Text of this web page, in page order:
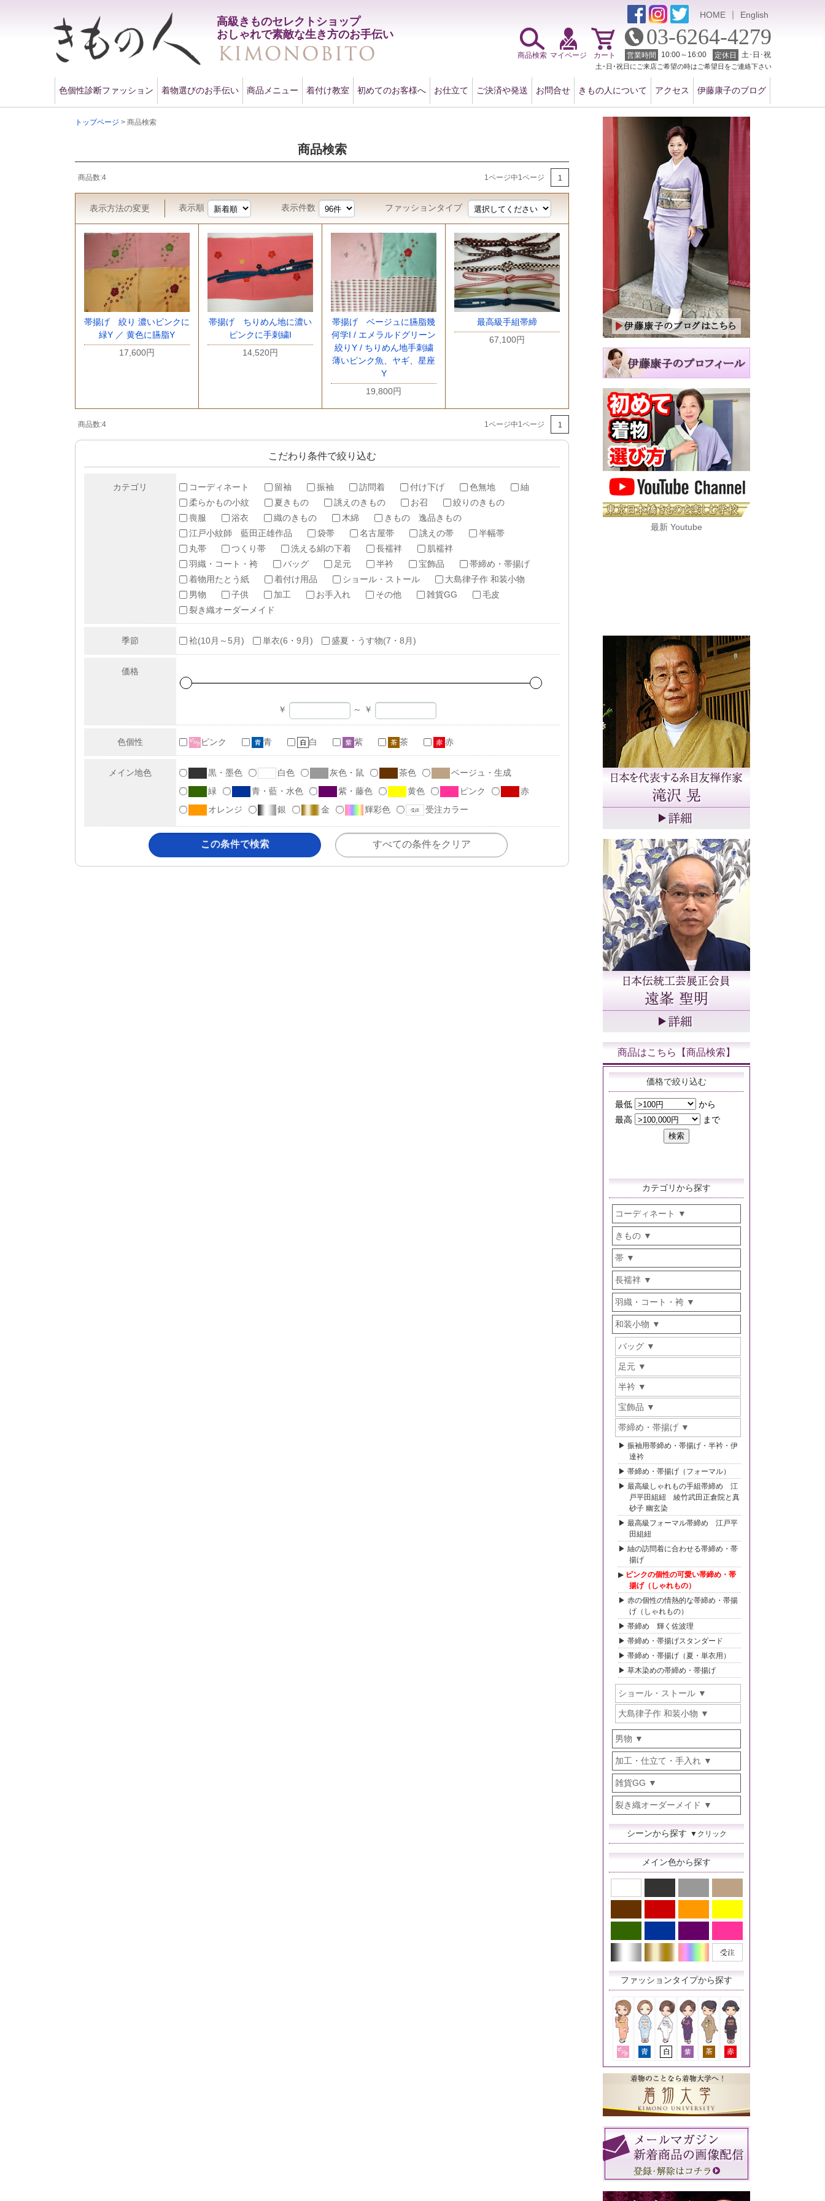
高級きものセレクトショップ
おしゃれで素敵な生き方のお手伝い
HOME ｜ English
色個性診断ファッション 着物選びのお手伝い 商品メニュー 着付け教室 初めてのお客様へ お仕立て ご決済や発送 お問合せ きもの人について アクセス 伊藤康子のブログ
商品検索 マイページ カート
03-6264-4279
営業時間 10:00～16:00 定休日 土･日･祝
土･日･祝日にご来店ご希望の時はご希望日をご連絡下さい
トップページ > 商品検索
商品検索
商品数:4 1ページ中1ページ 1
表示方法の変更 表示順 表示件数 ファッションタイプ
帯揚げ 絞り 濃いピンクに
緑Y ／ 黄色に臙脂Y
17,600円
帯揚げ ちりめん地に濃い
ピンクに手刺繍I
14,520円
帯揚げ ベージュに臙脂幾
何学I / エメラルドグリーン
絞りY / ちりめん地手刺繍
薄いピンク魚、ヤギ、星座
Y
19,800円
最高級手組帯締
67,100円
商品数:4 1ページ中1ページ 1
こだわり条件で絞り込む
カテゴリ コーディネート 留袖 振袖 訪問着 付け下げ 色無地
紬
柔らかもの小紋
夏きもの 誂えのきもの お召
絞りのきもの
喪服
浴衣 織のきもの 木綿
きもの 逸品きもの
江戸小紋師 藍田正雄作品
袋帯 名古屋帯 誂えの帯
半幅帯
丸帯
つくり帯 洗える絹の下着 長襦袢
肌襦袢
羽織・コート・袴
バッグ 足元 半衿 宝飾品
帯締め・帯揚げ
着物用たとう紙
着付け用品 ショール・ストール
大島律子作 和装小物
男物
子供 加工 お手入れ その他 雑貨GG
毛皮
裂き織オーダーメイド
季節 袷(10月～5月) 単衣(6・9月) 盛夏・うす物(7・8月)
価格
￥ ～ ￥
色個性 ピンク 青 白 紫 茶 赤
メイン地色 黒・墨色 白色 灰色・鼠 茶色
ベージュ・生成
緑
青・藍・水色 紫・藤色 黄色 ピンク
赤
オレンジ
銀 金 輝彩色 受注カラー
最新 Youtube
商品はこちら【商品検索】
価格で絞り込む
カテゴリから探す
コーディネート
きもの
帯
長襦袢
羽織・コート・袴
和装小物
バッグ
足元
半衿
宝飾品
帯締め・帯揚げ
振袖用帯締め・帯揚げ・半衿・伊
達衿
帯締め・帯揚げ（フォーマル）
最高級しゃれもの手組帯締め 江
戸平田組紐 綾竹武田正倉院と真
砂子 幽玄染
最高級フォーマル帯締め 江戸平
田組紐
紬の訪問着に合わせる帯締め・帯
揚げ
ピンクの個性の可愛い帯締め・帯
揚げ（しゃれもの）
赤の個性の情熱的な帯締め・帯揚
げ（しゃれもの）
帯締め 輝く佐波理
帯締め・帯揚げスタンダード
帯締め・帯揚げ（夏・単衣用）
草木染めの帯締め・帯揚げ
ショール・ストール
大島律子作 和装小物
男物
加工・仕立て・手入れ
雑貨GG
裂き織オーダーメイド
シーンから探す ▼クリック
メイン色から探す
ファッションタイプから探す